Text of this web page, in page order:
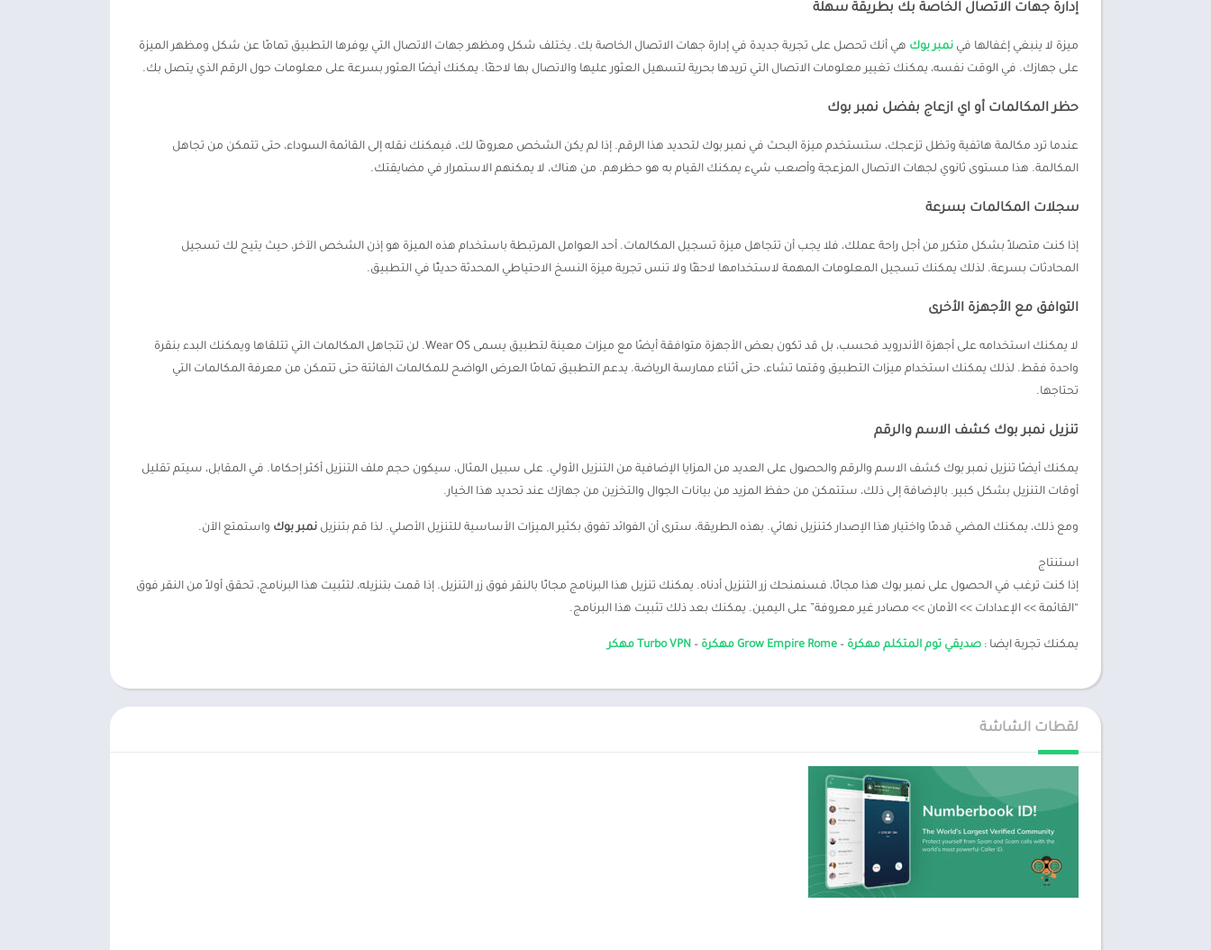
إدارة جهات الاتصال الخاصة بك بطريقة سهلة
ميزة لا ينبغي إغفالها في نمبر بوك هي أنك تحصل على تجربة جديدة في إدارة جهات الاتصال الخاصة بك. يختلف شكل ومظهر جهات الاتصال التي يوفرها التطبيق تمامًا عن شكل ومظهر الميزة
على جهازك. في الوقت نفسه، يمكنك تغيير معلومات الاتصال التي تريدها بحرية لتسهيل العثور عليها والاتصال بها لاحقًا. يمكنك أيضًا العثور بسرعة على معلومات حول الرقم الذي يتصل بك.
حظر المكالمات أو اي ازعاج بفضل نمبر بوك
عندما ترد مكالمة هاتفية وتظل تزعجك، ستستخدم ميزة البحث في نمبر بوك لتحديد هذا الرقم. إذا لم يكن الشخص معروفًا لك، فيمكنك نقله إلى القائمة السوداء، حتى تتمكن من تجاهل
المكالمة. هذا مستوى ثانوي لجهات الاتصال المزعجة وأصعب شيء يمكنك القيام به هو حظرهم. من هناك، لا يمكنهم الاستمرار في مضايقتك.
سجلات المكالمات بسرعة
إذا كنت متصلاً بشكل متكرر من أجل راحة عملك، فلا يجب أن تتجاهل ميزة تسجيل المكالمات. أحد العوامل المرتبطة باستخدام هذه الميزة هو إذن الشخص الآخر، حيث يتيح لك تسجيل
المحادثات بسرعة. لذلك يمكنك تسجيل المعلومات المهمة لاستخدامها لاحقًا ولا تنس تجربة ميزة النسخ الاحتياطي المحدثة حديثًا في التطبيق.
التوافق مع الأجهزة الأخرى
لا يمكنك استخدامه على أجهزة الأندرويد فحسب، بل قد تكون بعض الأجهزة متوافقة أيضًا مع ميزات معينة لتطبيق يسمى Wear OS. لن تتجاهل المكالمات التي تتلقاها ويمكنك البدء بنقرة
واحدة فقط. لذلك يمكنك استخدام ميزات التطبيق وقتما تشاء، حتى أثناء ممارسة الرياضة. يدعم التطبيق تمامًا العرض الواضح للمكالمات الفائتة حتى تتمكن من معرفة المكالمات التي
تحتاجها.
تنزيل نمبر بوك كشف الاسم والرقم
يمكنك أيضًا تنزيل نمبر بوك كشف الاسم والرقم والحصول على العديد من المزايا الإضافية من التنزيل الأولي. على سبيل المثال، سيكون حجم ملف التنزيل أكثر إحكاما. في المقابل، سيتم تقليل
أوقات التنزيل بشكل كبير. بالإضافة إلى ذلك، ستتمكن من حفظ المزيد من بيانات الجوال والتخزين من جهازك عند تحديد هذا الخيار.
ومع ذلك، يمكنك المضي قدمًا واختيار هذا الإصدار كتنزيل نهائي. بهذه الطريقة، سترى أن الفوائد تفوق بكثير الميزات الأساسية للتنزيل الأصلي. لذا قم بتنزيل نمبر بوك واستمتع الآن.
استنتاج
إذا كنت ترغب في الحصول على نمبر بوك هذا مجانًا، فسنمنحك زر التنزيل أدناه. يمكنك تنزيل هذا البرنامج مجانًا بالنقر فوق زر التنزيل. إذا قمت بتنزيله، لتثبيت هذا البرنامج، تحقق أولاً من النقر فوق
“القائمة >> الإعدادات >> الأمان >> مصادر غير معروفة” على اليمين. يمكنك بعد ذلك تثبيت هذا البرنامج.
يمكنك تجربة ايضا : صديقي توم المتكلم مهكرة – Grow Empire Rome مهكرة – Turbo VPN مهكر
لقطات الشاشة